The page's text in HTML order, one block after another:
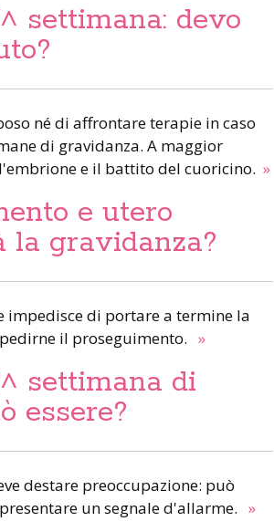
settimana: devo
né di affrontare terapie in caso
di gravidanza. A maggior
e il battito del cuoricino. »
e utero
la gravidanza?
impedisce di portare a termine la
il proseguimento. »
settimana di
essere?
destare preoccupazione: può
un segnale d'allarme. »